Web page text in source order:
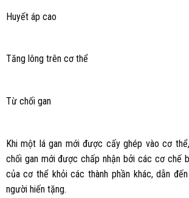
Huyết áp cao
Tăng lông trên cơ thể
Từ chối gan
Khi một lá gan mới được cấy ghép vào cơ
chối gan mới được chấp nhận bởi các cơ chế
của cơ thể khỏi các thành phần khác, dẫn
người hiến tặng.